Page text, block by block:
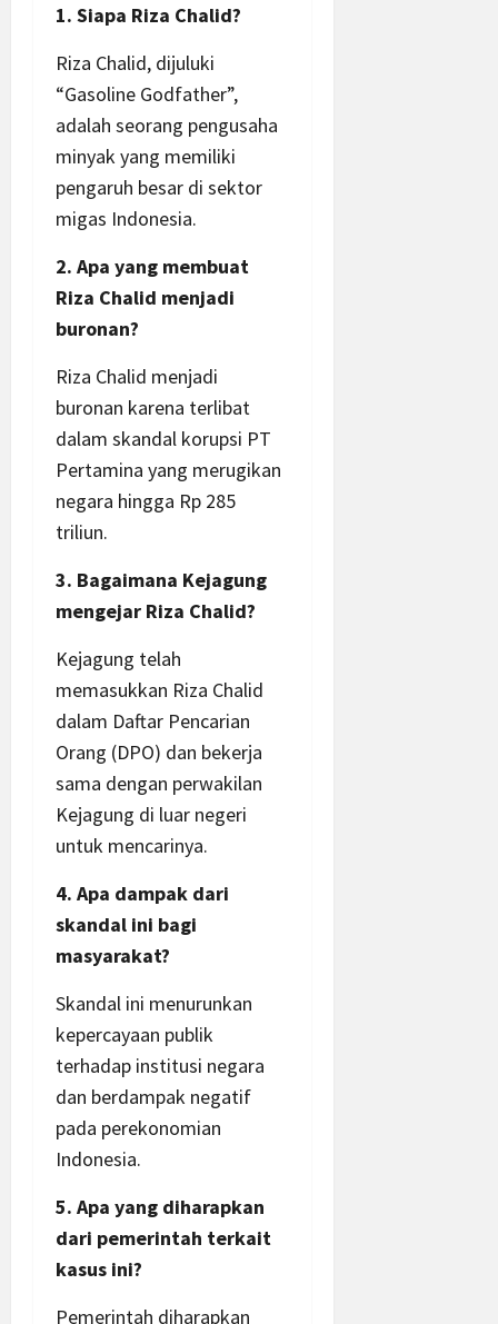
1. Siapa Riza Chalid?
Riza Chalid, dijuluki
“Gasoline Godfather”,
adalah seorang pengusaha
minyak yang memiliki
pengaruh besar di sektor
migas Indonesia.
2. Apa yang membuat
Riza Chalid menjadi
buronan?
Riza Chalid menjadi
buronan karena terlibat
dalam skandal korupsi PT
Pertamina yang merugikan
negara hingga Rp 285
triliun.
3. Bagaimana Kejagung
mengejar Riza Chalid?
Kejagung telah
memasukkan Riza Chalid
dalam Daftar Pencarian
Orang (DPO) dan bekerja
sama dengan perwakilan
Kejagung di luar negeri
untuk mencarinya.
4. Apa dampak dari
skandal ini bagi
masyarakat?
Skandal ini menurunkan
kepercayaan publik
terhadap institusi negara
dan berdampak negatif
pada perekonomian
Indonesia.
5. Apa yang diharapkan
dari pemerintah terkait
kasus ini?
Pemerintah diharapkan